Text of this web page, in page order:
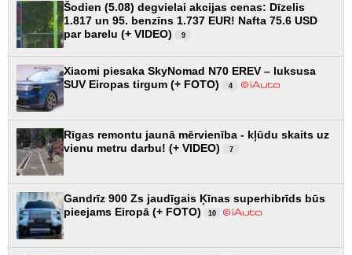
Šodien (5.08) degvielai akcijas cenas: Dīzelis
1.817 un 95. benzīns 1.737 EUR! Nafta 75.6 USD
par barelu (+ VIDEO)
9
Xiaomi piesaka SkyNomad N70 EREV – luksusa
SUV Eiropas tirgum (+ FOTO)
4
Rīgas remontu jaunā mērvienība - kļūdu skaits uz
vienu metru darbu! (+ VIDEO)
7
Gandrīz 900 Zs jaudīgais Ķīnas superhibrīds būs
pieejams Eiropā (+ FOTO)
10